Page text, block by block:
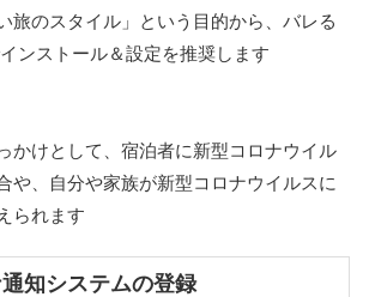
旅のスタイル」という目的から、バレる
ンストール＆設定を推奨します
かけとして、宿泊者に新型コロナウイル
や、自分や家族が新型コロナウイルスに
られます
知システムの登録